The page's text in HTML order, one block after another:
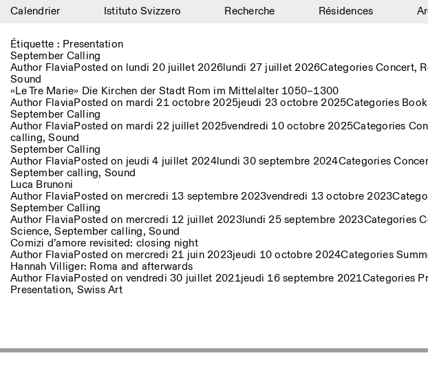
Calendrier Istituto Svizzero Recherche Résidences
Calendrier
Istituto Svizzero
Recherche
Résidences
Archives
Blog
Organisation
Bibliothèque
Jobs
NEWSLETTER
Étiquette : Presentation
September Calling
Author FlaviaPosted on lundi 20 juillet 2026lundi 27 juillet 2026Categories Concert,
Sound
«Le Tre Marie» Die Kirchen der Stadt Rom im Mittelalter 1050–1300
Author FlaviaPosted on mardi 21 octobre 2025jeudi 23 octobre 2025Categories
September Calling
Author FlaviaPosted on mardi 22 juillet 2025vendredi 10 octobre 2025Categories
calling,Sound
September Calling
Author FlaviaPosted on jeudi 4 juillet 2024lundi 30 septembre 2024Categories
September calling, Sound
Luca Brunoni
Author FlaviaPosted on mercredi 13 septembre 2023vendredi 13 octobre 2023
September Calling
Author FlaviaPosted on mercredi 12 juillet 2023lundi 25 septembre 2023Categories
Science,September calling, Sound
Comizi d’amore revisited: closing night
Author FlaviaPosted on mercredi 21 juin 2023jeudi 10 octobre 2024Categories
Hannah Villiger: Roma and afterwards
Author FlaviaPosted on vendredi 30 juillet 2021jeudi 16 septembre 2021Categories
Presentation, Swiss Art